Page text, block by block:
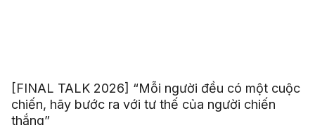
[FINAL TALK 2026] “Mỗi người đều có một cuộc
chiến, hãy bước ra với tư thế của người chiến
thắng”